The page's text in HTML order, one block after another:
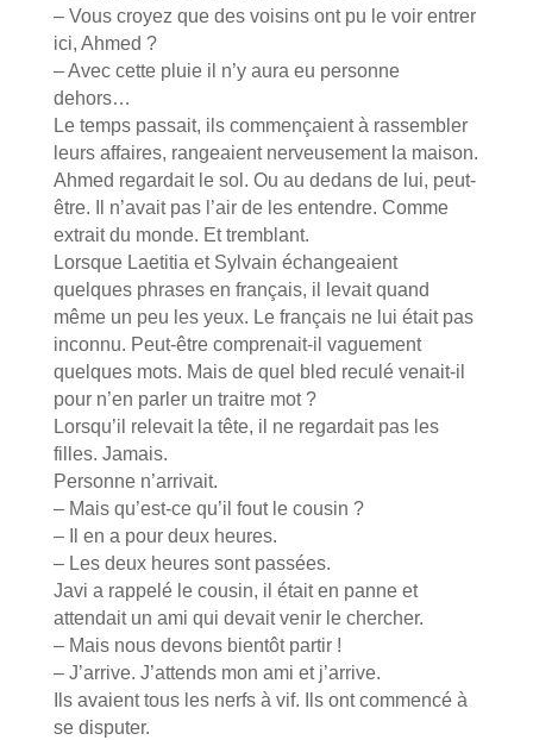
– Vous croyez que des voisins ont pu le voir entrer
ici, Ahmed ?
– Avec cette pluie il n’y aura eu personne
dehors…
Le temps passait, ils commençaient à rassembler
leurs affaires, rangeaient nerveusement la maison.
Ahmed regardait le sol. Ou au dedans de lui, peut-
être. Il n’avait pas l’air de les entendre. Comme
extrait du monde. Et tremblant.
Lorsque Laetitia et Sylvain échangeaient
quelques phrases en français, il levait quand
même un peu les yeux. Le français ne lui était pas
inconnu. Peut-être comprenait-il vaguement
quelques mots. Mais de quel bled reculé venait-il
pour n’en parler un traitre mot ?
Lorsqu’il relevait la tête, il ne regardait pas les
filles. Jamais.
Personne n’arrivait.
– Mais qu’est-ce qu’il fout le cousin ?
– Il en a pour deux heures.
– Les deux heures sont passées.
Javi a rappelé le cousin, il était en panne et
attendait un ami qui devait venir le chercher.
– Mais nous devons bientôt partir !
– J’arrive. J’attends mon ami et j’arrive.
Ils avaient tous les nerfs à vif. Ils ont commencé à
se disputer.